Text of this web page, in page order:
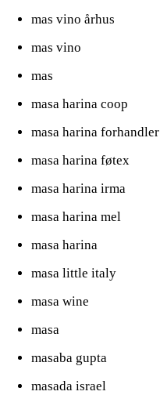
mas vino århus
mas vino
mas
masa harina coop
masa harina forhandler
masa harina føtex
masa harina irma
masa harina mel
masa harina
masa little italy
masa wine
masa
masaba gupta
masada israel